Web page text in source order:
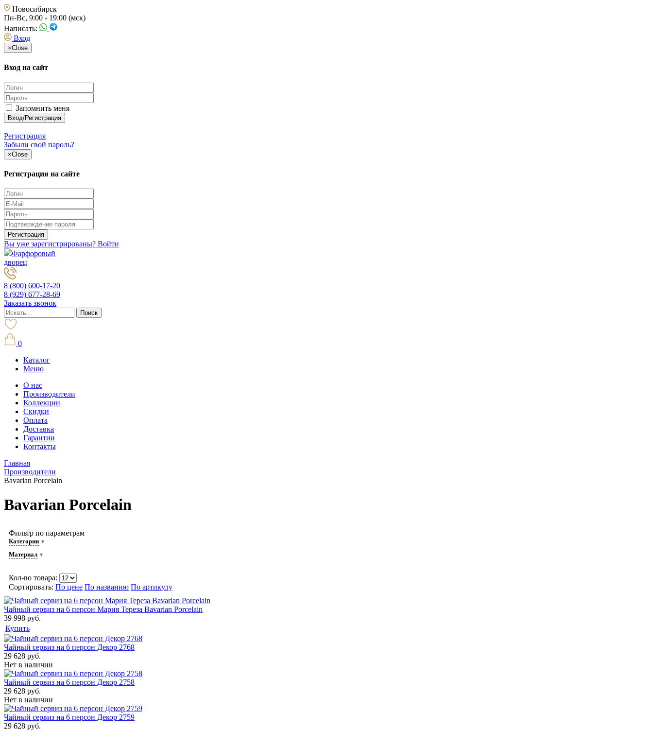
Новосибирск
Пн-Вс, 9:00 - 19:00 (мск)
Написать:
Вход
×Close
Вход на сайт
Запомнить меня
Регистрация
Забыли свой пароль?
×Close
Регистрация на сайте
Вы уже зарегистрированы? Войти
Фарфоровый
дворец
8 (800) 600-17-20
8 (929) 677-28-69
Заказать звонок
0
Каталог
Меню
О нас
Производители
Коллекции
Скидки
Оплата
Доставка
Гарантии
Контакты
Главная
Производители
Bavarian Porcelain
Bavarian Porcelain
Фильтр по параметрам
Категории
Материал
Кол-во товара:
Сортировать: По цене По названию По артикулу
Чайный сервиз на 6 персон Мария Тереза Bavarian Porcelain
39 998 руб.
Купить
Чайный сервиз на 6 персон Декор 2768
29 628 руб.
Нет в наличии
Чайный сервиз на 6 персон Декор 2758
29 628 руб.
Нет в наличии
Чайный сервиз на 6 персон Декор 2759
29 628 руб.